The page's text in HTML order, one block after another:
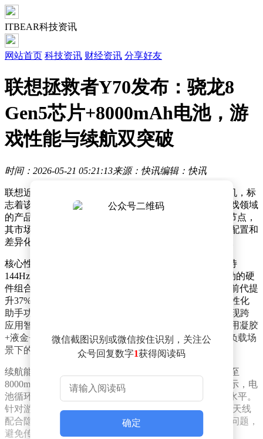
ITBEAR科技资讯
网站首页 科技资讯 财经资讯 分享好友
联想拯救者Y70发布：骁龙8
Gen5芯片+8000mAh电池，游
戏性能与续航双突破
时间：2026-05-21 05:21:13来源：快讯编辑：快讯
联想近日举办新品发布会，正式推出拯救者Y70智能手机，标
志着该品牌时隔多年后重返手机市场。作为一款定位游戏领域
的产品，Y70的发布恰逢智能手机细分市场竞争加剧的节点，
其市场表现备受关注。面对红海市场，联想选择以硬件配置和
差异化设计作为突破口，试图在同质化竞争中建立优势。
核心性能方面，Y70搭载6.82英寸京东方2K电竞屏，支持
144Hz刷新率，配合高通骁龙8 Gen5旗舰芯片，形成强劲的硬
件组合。该处理器集成新一代Hexagon NPU，AI算力较前代提
升37%，支持220 Tokens/s的处理速度，并具备终端侧个性化
助手功能。多模态AI模型可深度解析用户行为模式，实现跨
应用智能推荐，同时确保数据本地化存储。散热系统采用凝胶
+液金+VC三重方案，VC面积达5500mm²，有效控制高负载场
景下的机身温度。
续航能力成为该机显著卖点，电池容量从5100mAh提升至
8000mAh，支持90W快充及旁路充电技术。官方数据显示，电
池循环1200次后健康度仍保持80%以上，远超行业平均水平。
针对游戏场景的信号优化同样值得关注，独立电竞Wi-Fi天线
配合隐藏式中框设计，有效解决横屏握持时的信号遮挡问题，
避免传统游戏手机常见的"死亡之握"现象。
微信截图识别或微信按住识别，关注公
众号回复数字1获得阅读码
确定